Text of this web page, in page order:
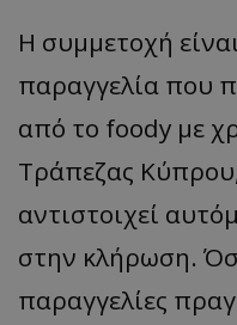
Η συμμετοχή
παραγγελία που
από το foody με
Τράπεζας
αντιστοιχεί
στην κλήρωση.
παραγγελίες